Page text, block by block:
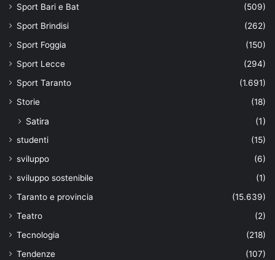
Sport Bari e Bat
(509)
Sport Brindisi
(262)
Sport Foggia
(150)
Sport Lecce
(294)
Sport Taranto
(1.691)
Storie
(18)
Satira (1)
studenti
(15)
sviluppo
(6)
sviluppo sostenibile
(1)
Taranto e provincia
(15.639)
Teatro
(2)
Tecnologia
(218)
Tendenze
(107)